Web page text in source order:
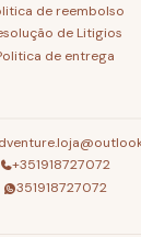
de reembolso
de Litigios
de entrega
+351918727072
351918727072